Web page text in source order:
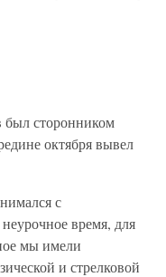
сторонником
октября вывел
с
время, для
мы имели
и стрелковой